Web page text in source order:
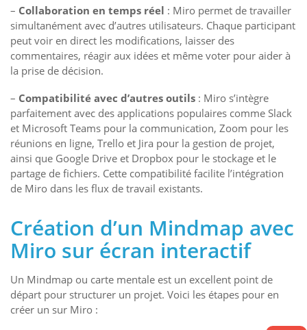
– Collaboration en temps réel : Miro permet de travailler
simultanément avec d’autres utilisateurs. Chaque participant
peut voir en direct les modifications, laisser des
commentaires, réagir aux idées et même voter pour aider à
la prise de décision.
– Compatibilité avec d’autres outils : Miro s’intègre
parfaitement avec des applications populaires comme Slack
et Microsoft Teams pour la communication, Zoom pour les
réunions en ligne, Trello et Jira pour la gestion de projet,
ainsi que Google Drive et Dropbox pour le stockage et le
partage de fichiers. Cette compatibilité facilite l’intégration
de Miro dans les flux de travail existants.
Création d’un Mindmap avec
Miro sur écran interactif
Un Mindmap ou carte mentale est un excellent point de
départ pour structurer un projet. Voici les étapes pour en
créer un sur Miro :